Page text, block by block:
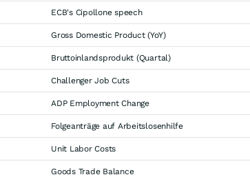
ECB's Cipollone speech
Gross Domestic Product (YoY)
Bruttoinlandsprodukt (Quartal)
Challenger Job Cuts
ADP Employment Change
Folgeanträge auf Arbeitslosenhilfe
Unit Labor Costs
Goods Trade Balance